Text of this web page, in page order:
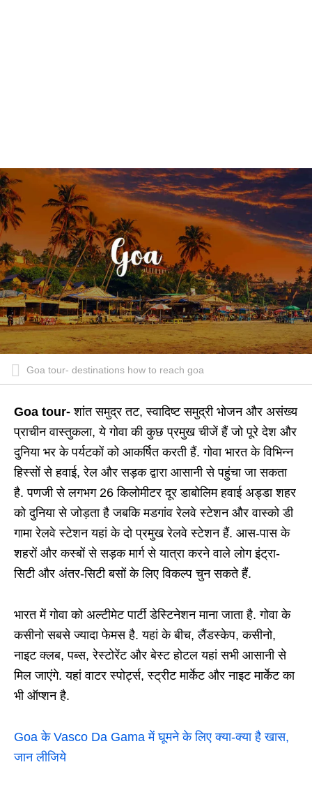
Goa tour- destinations how to reach goa
Goa tour- शांत समुद्र तट, स्वादिष्ट समुद्री भोजन और असंख्य
प्राचीन वास्तुकला, ये गोवा की कुछ प्रमुख चीजें हैं जो पूरे देश और
दुनिया भर के पर्यटकों को आकर्षित करती हैं. गोवा भारत के विभिन्न
हिस्सों से हवाई, रेल और सड़क द्वारा आसानी से पहुंचा जा सकता
है. पणजी से लगभग 26 किलोमीटर दूर डाबोलिम हवाई अड्डा शहर
को दुनिया से जोड़ता है जबकि मडगांव रेलवे स्टेशन और वास्को डी
गामा रेलवे स्टेशन यहां के दो प्रमुख रेलवे स्टेशन हैं. आस-पास के
शहरों और कस्बों से सड़क मार्ग से यात्रा करने वाले लोग इंट्रा-
सिटी और अंतर-सिटी बसों के लिए विकल्प चुन सकते हैं.
भारत में गोवा को अल्टीमेट पार्टी डेस्टिनेशन माना जाता है. गोवा के
कसीनो सबसे ज्यादा फेमस है. यहां के बीच, लैंडस्केप, कसीनो,
नाइट क्लब, पब्स, रेस्टोरेंट और बेस्ट होटल यहां सभी आसानी से
मिल जाएंगे. यहां वाटर स्पोर्ट्स, स्ट्रीट मार्केट और नाइट मार्केट का
भी ऑप्शन है.
Goa के Vasco Da Gama में घूमने के लिए क्या-क्या है खास,
जान लीजिये